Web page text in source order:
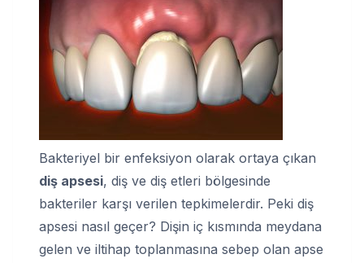
Bakteriyel bir enfeksiyon olarak ortaya çıkan
diş apsesi, diş ve diş etleri bölgesinde
bakteriler karşı verilen tepkimelerdir. Peki diş
apsesi nasıl geçer? Dişin iç kısmında meydana
gelen ve iltihap toplanmasına sebep olan apse